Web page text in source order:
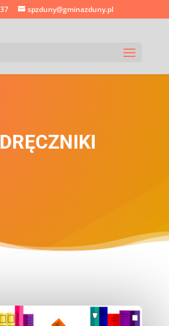
spzduny@gminazduny.pl